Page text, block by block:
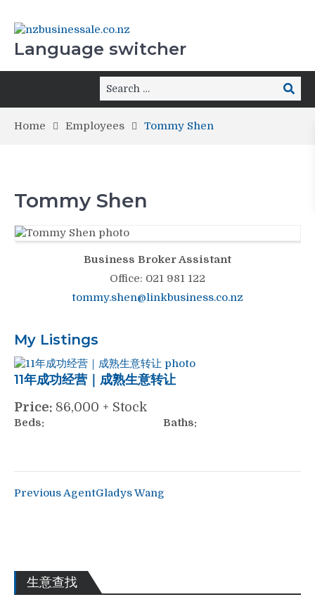
Language switcher
Home Employees Tommy Shen
Tommy Shen
Business Broker Assistant
Office: 021 981 122
tommy.shen@linkbusiness.co.nz
My Listings
11年成功经营｜成熟生意转让
Price: 86,000 + Stock
Beds: Baths:
Previous AgentGladys Wang
生意查找